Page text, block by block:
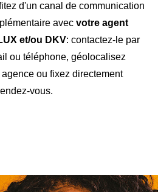
d'un canal de communication
avec votre agent
et/ou DKV: contactez-le par
ou téléphone, géolocalisez
ou fixez directement
vous.